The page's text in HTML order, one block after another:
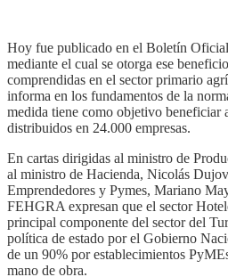
Hoy fue publicado en el Boletín
mediante el cual se otorga ese
comprendidas en el sector primario
informa en los fundamentos de la
medida tiene como objetivo beneficiar
distribuidos en 24.000 empresas.
En cartas dirigidas al ministro de
al ministro de Hacienda, Nicolás
Emprendedores y Pymes, Mariano
FEHGRA expresan que el sector
principal componente del sector del
política de estado por el Gobierno
de un 90% por establecimientos
mano de obra.